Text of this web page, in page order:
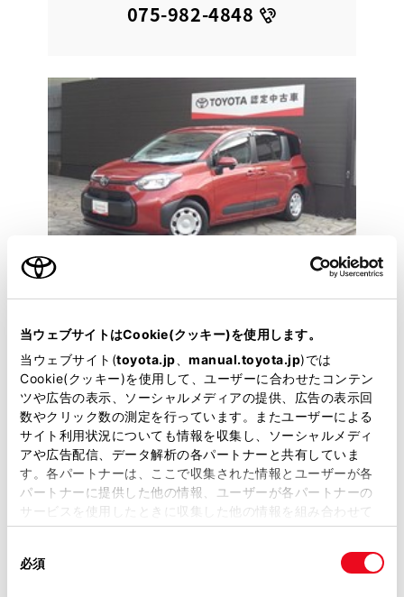
当ウェブサイトはCookie(クッキー)を使用します。
当ウェブサイト(toyota.jp manual.toyota.jp)では
Cookie(クッキー)を使用して、ユーザーに合わせたコンテン
ツや広告の表示、ソーシャルメディアの提供、広告の表示回
数やクリック数の測定を行っています。またユーザーによる
サイト利用状況についても情報を収集し、ソーシャルメディ
アや広告配信、データ解析の各パートナーと共有していま
す。各パートナーは、ここで収集された情報とユーザーが各
パートナーに提供した他の情報、ユーザーが各パートナーの
サービスを使用したときに収集した他の情報を組み合わせて
使用することがあります。当ウェブサイトの使用を続行する
必須
075-982-4848
トヨタ
シエンタ ハイブリッド G
前後ドラレコ・ドラレコ機能付き電子インナーミラ
ー・ワンオーナー
支払総額 260.6 万円
車両価格
249万円 諸費用 11.6万円
※ 価格は展示店にて8月登録の場合 ※ 消費税10％込み
年式 2023年(R5年) 11,000km